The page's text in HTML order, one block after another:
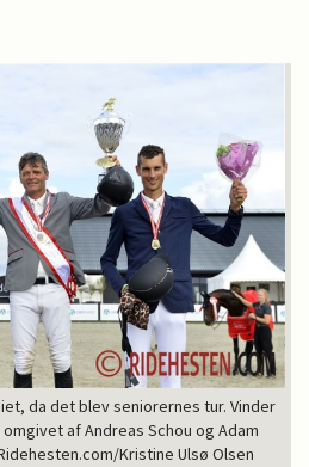
da det blev seniorernes tur. Vinder
af Andreas Schou og Adam
Kristine Ulsø Olsen